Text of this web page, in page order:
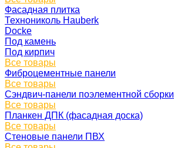
Фасадная плитка
Технониколь Hauberk
Docke
Под камень
Под кирпич
Все товары
Фиброцементные панели
Все товары
Сэндвич-панели поэлементной сборки
Все товары
Планкен ДПК (фасадная доска)
Все товары
Стеновые панели ПВХ